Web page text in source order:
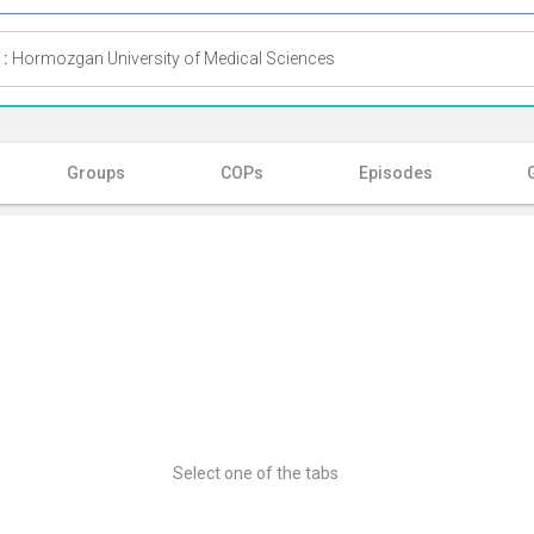
Hormozgan University of Medical Sciences
Groups COPs Episodes
Select one of the tabs